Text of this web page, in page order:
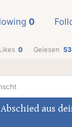
0
Likes 0 Gelesen 53
Abschied aus